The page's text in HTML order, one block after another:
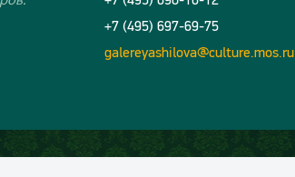
+7 (495) 697-69-75
galereyashilova@culture.mos.ru